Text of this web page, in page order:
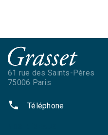
61 rue des Saints-Pères
75006 Paris
phone Téléphone